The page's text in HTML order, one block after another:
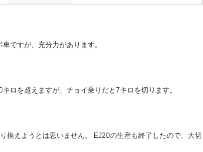
ですが、充分力があります。
ロを超えますが、チョイ乗りだと7キロを切ります。
換えようとは思いません。 EJ20の生産も終了したので、大切